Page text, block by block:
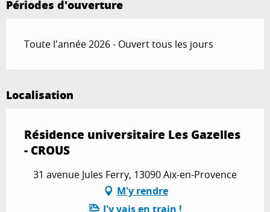
Périodes d'ouverture
Toute l'année 2026 - Ouvert tous les jours
Localisation
Résidence universitaire Les Gazelles
- CROUS
31 avenue Jules Ferry, 13090 Aix-en-Provence
M'y rendre
J'y vais en train !